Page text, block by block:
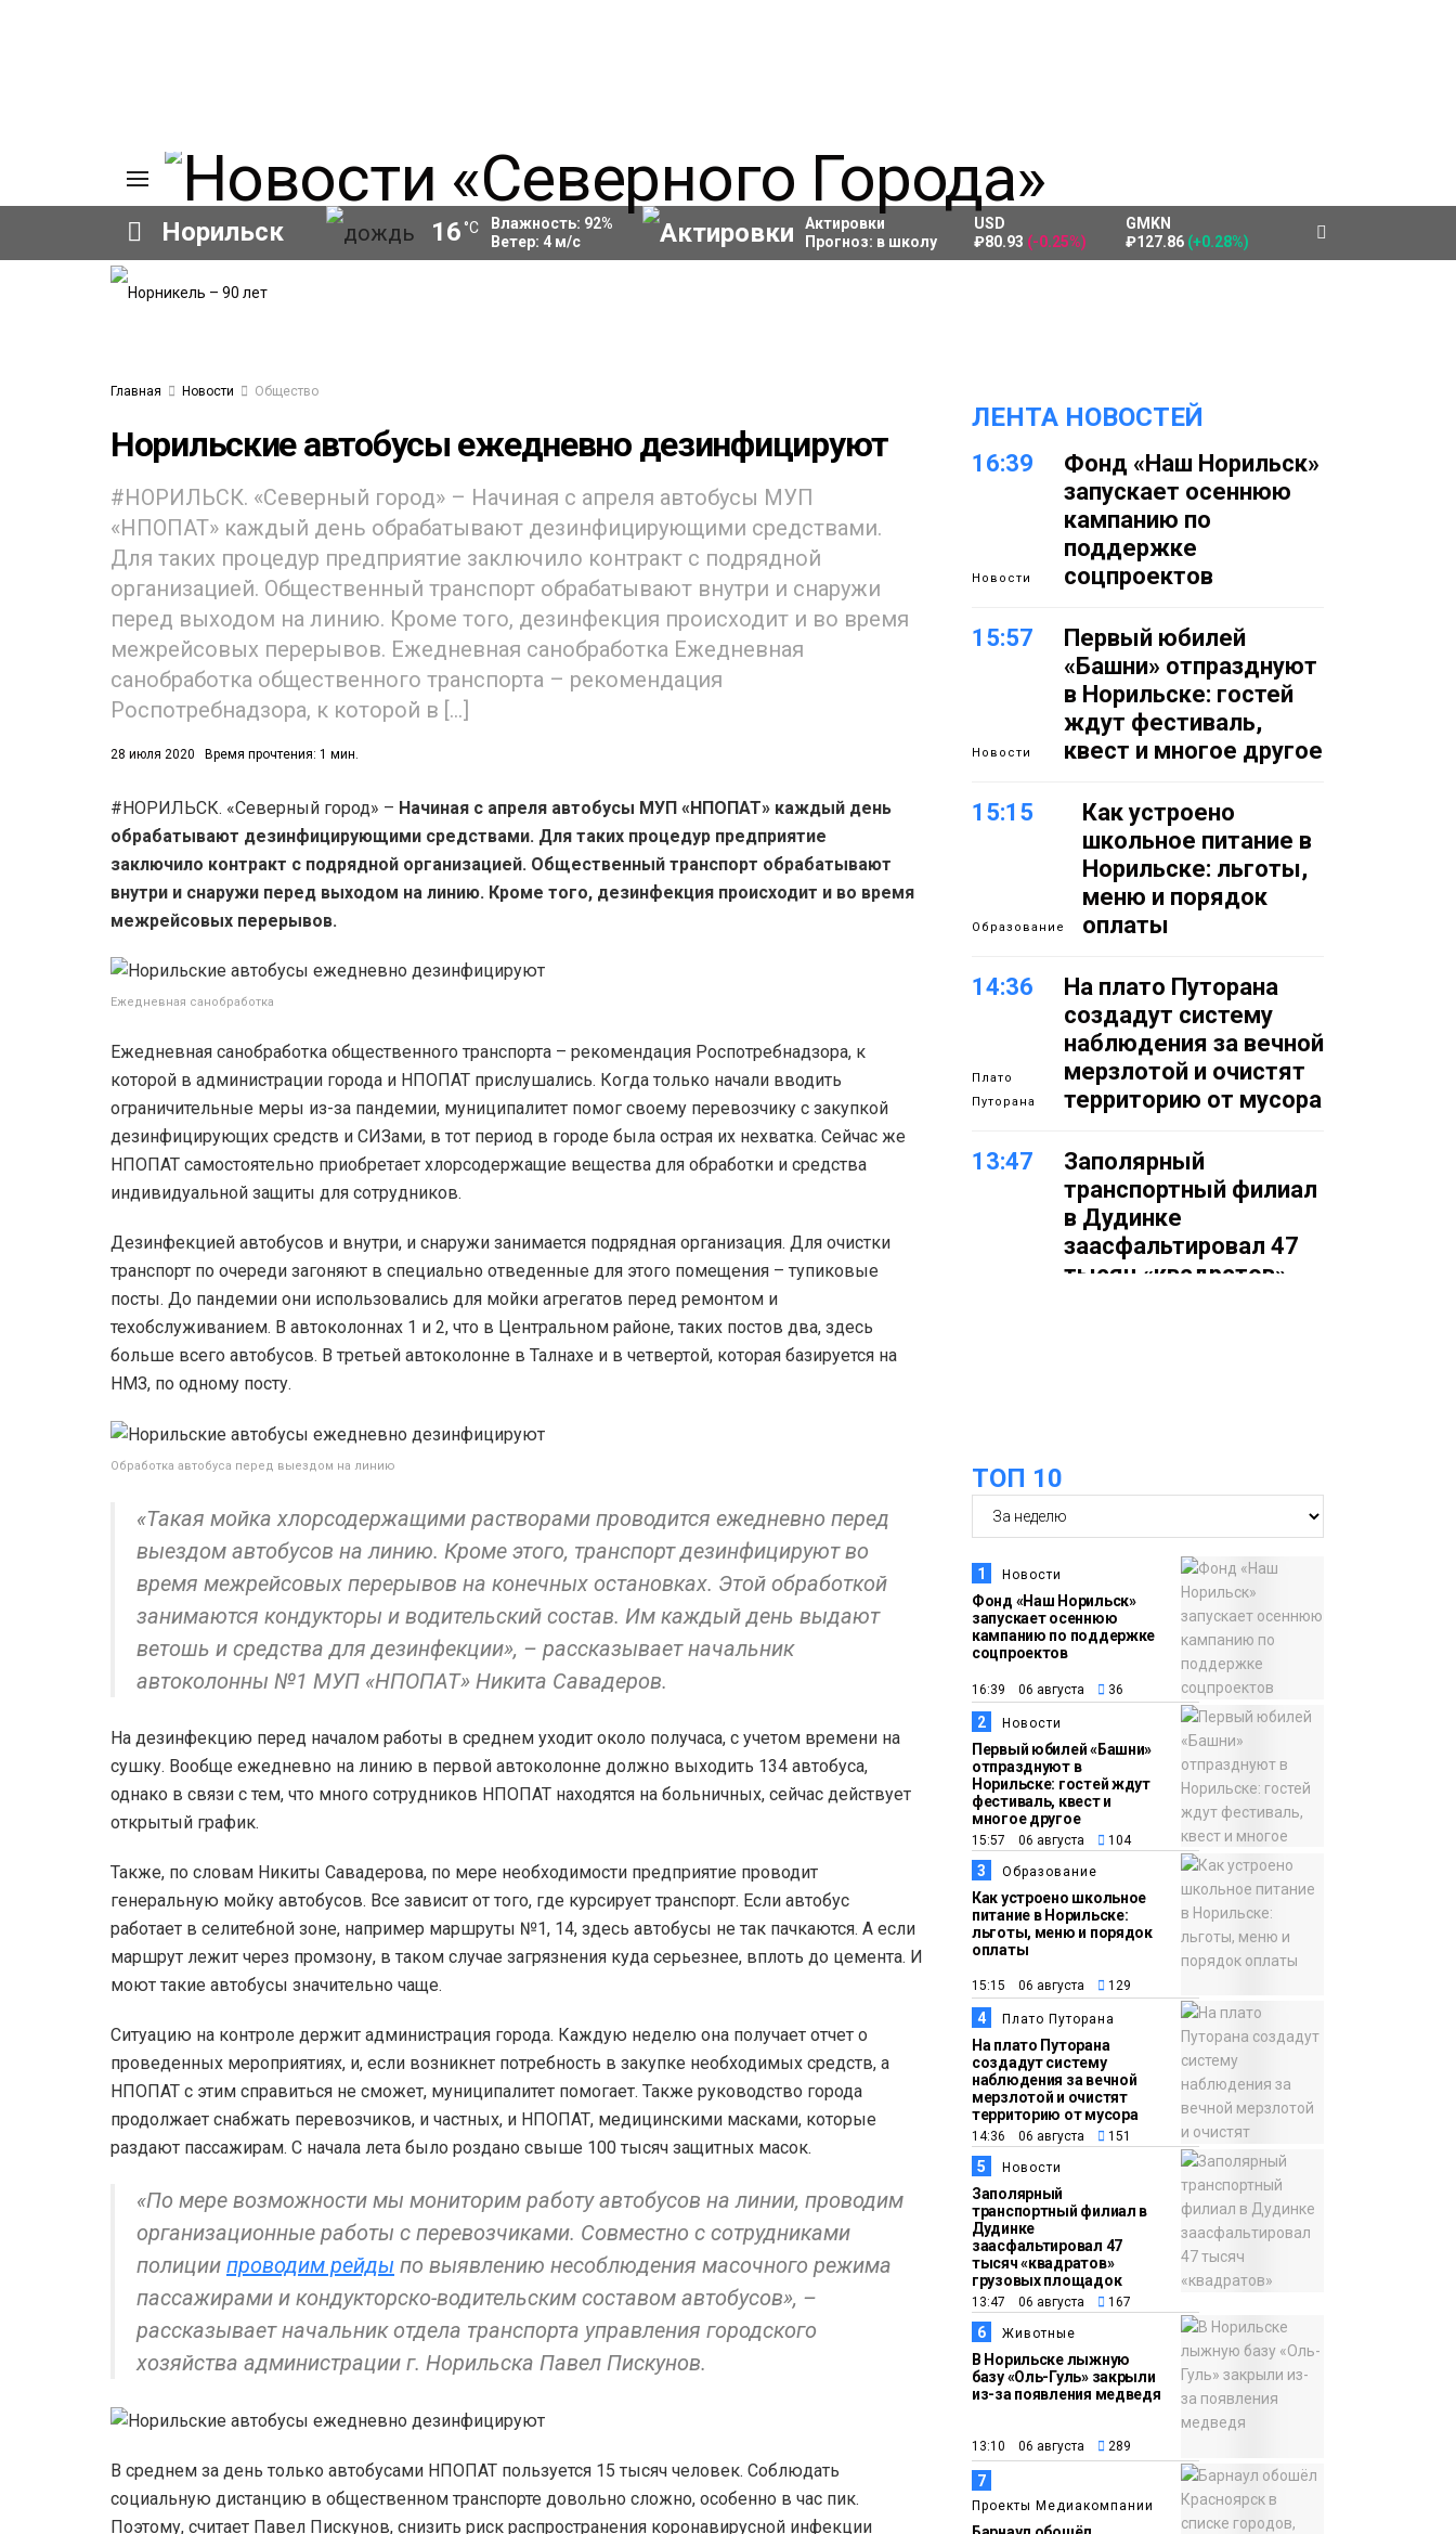
Норильск 16 °C Влажность: 92%
Ветер: 4м/с
Актировки
Прогноз: в школу
USD
₽80.93 (-0.25%)
GMKN
₽127.86 (+0.28%)
Главная Новости Общество
Норильские автобусы ежедневно дезинфицируют
#НОРИЛЬСК. «Северный город» – Начиная с апреля автобусы МУП
«НПОПАТ» каждый день обрабатывают дезинфицирующими средствами.
Для таких процедур предприятие заключило контракт с подрядной
организацией. Общественный транспорт обрабатывают внутри и снаружи
перед выходом на линию. Кроме того, дезинфекция происходит и во время
межрейсовых перерывов. Ежедневная санобработка Ежедневная
санобработка общественного транспорта – рекомендация
Роспотребнадзора, к которой в […]
28 июля 2020 Время прочтения: 1 мин.
#НОРИЛЬСК. «Северный город» – Начиная с апреля автобусы МУП «НПОПАТ» каждый день
обрабатывают дезинфицирующими средствами. Для таких процедур предприятие
заключило контракт с подрядной организацией. Общественный транспорт обрабатывают
внутри и снаружи перед выходом на линию. Кроме того, дезинфекция происходит и во время
межрейсовых перерывов.
Ежедневная санобработка
Ежедневная санобработка общественного транспорта – рекомендация Роспотребнадзора, к
которой в администрации города и НПОПАТ прислушались. Когда только начали вводить
ограничительные меры из-за пандемии, муниципалитет помог своему перевозчику с закупкой
дезинфицирующих средств и СИЗами, в тот период в городе была острая их нехватка. Сейчас же
НПОПАТ самостоятельно приобретает хлорсодержащие вещества для обработки и средства
индивидуальной защиты для сотрудников.
Дезинфекцией автобусов и внутри, и снаружи занимается подрядная организация. Для очистки
транспорт по очереди загоняют в специально отведенные для этого помещения – тупиковые
посты. До пандемии они использовались для мойки агрегатов перед ремонтом и
техобслуживанием. В автоколоннах 1 и 2, что в Центральном районе, таких постов два, здесь
больше всего автобусов. В третьей автоколонне в Талнахе и в четвертой, которая базируется на
НМЗ, по одному посту.
Обработка автобуса перед выездом на линию
«Такая мойка хлорсодержащими растворами проводится ежедневно перед
выездом автобусов на линию. Кроме этого, транспорт дезинфицируют во
время межрейсовых перерывов на конечных остановках. Этой обработкой
занимаются кондукторы и водительский состав. Им каждый день выдают
ветошь и средства для дезинфекции», – рассказывает начальник
автоколонны №1 МУП «НПОПАТ» Никита Савадеров.
На дезинфекцию перед началом работы в среднем уходит около получаса, с учетом времени на
сушку. Вообще ежедневно на линию в первой автоколонне должно выходить 134 автобуса,
однако в связи с тем, что много сотрудников НПОПАТ находятся на больничных, сейчас действует
открытый график.
Также, по словам Никиты Савадерова, по мере необходимости предприятие проводит
генеральную мойку автобусов. Все зависит от того, где курсирует транспорт. Если автобус
работает в селитебной зоне, например маршруты №1, 14, здесь автобусы не так пачкаются. А если
маршрут лежит через промзону, в таком случае загрязнения куда серьезнее, вплоть до цемента. И
моют такие автобусы значительно чаще.
Ситуацию на контроле держит администрация города. Каждую неделю она получает отчет о
проведенных мероприятиях, и, если возникнет потребность в закупке необходимых средств, а
НПОПАТ с этим справиться не сможет, муниципалитет помогает. Также руководство города
продолжает снабжать перевозчиков, и частных, и НПОПАТ, медицинскими масками, которые
раздают пассажирам. С начала лета было роздано свыше 100 тысяч защитных масок.
«По мере возможности мы мониторим работу автобусов на линии, проводим
организационные работы с перевозчиками. Совместно с сотрудниками
полиции проводим рейды по выявлению несоблюдения масочного режима
пассажирами и кондукторско-водительским составом автобусов», –
рассказывает начальник отдела транспорта управления городского
хозяйства администрации г. Норильска Павел Пискунов.
В среднем за день только автобусами НПОПАТ пользуется 15 тысяч человек. Соблюдать
социальную дистанцию в общественном транспорте довольно сложно, особенно в час пик.
Поэтому, считает Павел Пискунов, снизить риск распространения коронавирусной инфекции
ЛЕНТА НОВОСТЕЙ
16:39
Новости
Фонд «Наш Норильск»
запускает осеннюю
кампанию по
поддержке
соцпроектов
15:57
Новости
Первый юбилей
«Башни» отпразднуют
в Норильске: гостей
ждут фестиваль,
квест и многое другое
15:15
Образование
Как устроено
школьное питание в
Норильске: льготы,
меню и порядок
оплаты
14:36
Плато
Путорана
На плато Путорана
создадут систему
наблюдения за вечной
мерзлотой и очистят
территорию от мусора
13:47
Заполярный
транспортный филиал
в Дудинке
заасфальтировал 47
тысяч «квадратов»
12:25
Проекты
Медиакомпании
Красноярск в
списке городов,
откуда приехали
норильчане
11:41
Общество
Железному коню не
место в подъезде:
где норильчанам
парковать велосипед
11:04
Преподаватель
норильской
«художки» стала
призёром
международного
10:19
Новости
Иллюминация
«Сказочный лес» в
Норильске зажжётся
10 августа
ТОП 10
1 Новости
Фонд «Наш Норильск»
запускает осеннюю
кампанию по поддержке
соцпроектов
16:39 06 августа 36
2 Новости
Первый юбилей «Башни»
отпразднуют в
Норильске: гостей ждут
фестиваль, квест и
многое другое
15:57 06 августа 104
3 Образование
Как устроено школьное
питание в Норильске:
льготы, меню и порядок
оплаты
15:15 06 августа 129
4 Плато Путорана
На плато Путорана
создадут систему
наблюдения за вечной
мерзлотой и очистят
территорию от мусора
14:36 06 августа 151
5 Новости
Заполярный
транспортный филиал в
Дудинке
заасфальтировал 47
тысяч «квадратов»
грузовых площадок
13:47 06 августа 167
6 Животные
В Норильске лыжную
базу «Оль-Гуль» закрыли
из-за появления медведя
13:10 06 августа 289
7
Проекты Медиакомпании